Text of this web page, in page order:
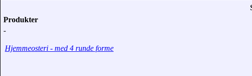
Produkter
-
Hjemmeosteri - med 4 runde forme